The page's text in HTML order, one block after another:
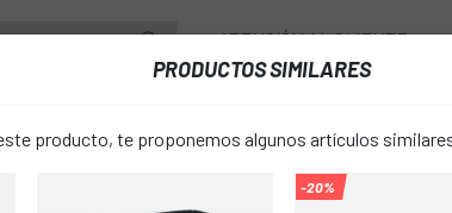
ATENCIÓN AL CLIENTE
SOPORTE GIANT RAIL SILLIN RECON TL 200/100 TRAS.
PRODUCTOS SIMILARES
producto, te proponemos algunos artículos
-20%